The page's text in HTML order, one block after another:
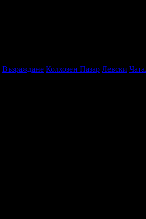
Възраждане Колхозен Пазар Левски